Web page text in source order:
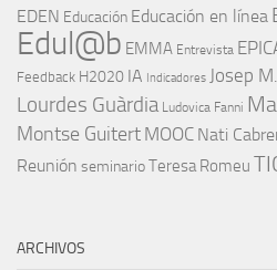
EDEN Educación Educación en línea
Edul@b EMMA Entrevista
Feedback H2020 IA Indicadores Josep
Lourdes Guàrdia Ludovica Fanni
Montse Guitert MOOC Nati
Reunión seminarioTeresa Romeu
ARCHIVOS